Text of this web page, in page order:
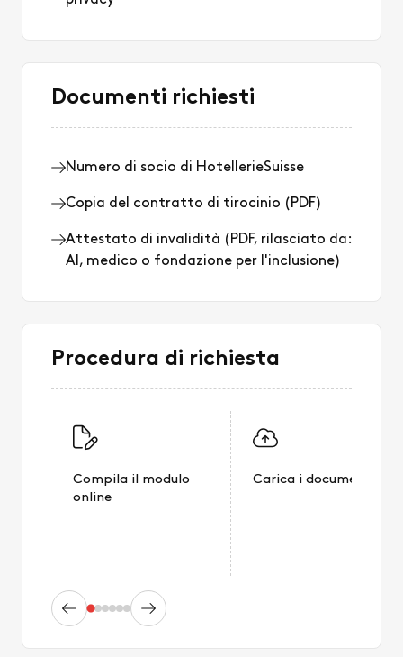
Documenti richiesti
Numero di socio di HotellerieSuisse
Copia del contratto di tirocinio (PDF)
Attestato di invalidità (PDF, rilasciato da:
AI, medico o fondazione per l'inclusione)
Procedura di richiesta
Compila il modulo
online
Carica i documenti